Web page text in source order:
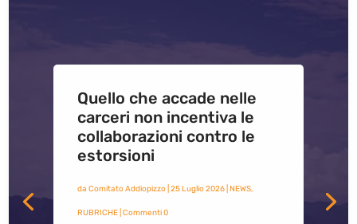
Quello che accade nelle
carceri non incentiva le
collaborazioni contro le
estorsioni
da Comitato Addiopizzo| 25 Luglio 2026| NEWS,
RUBRICHE| Commenti 0